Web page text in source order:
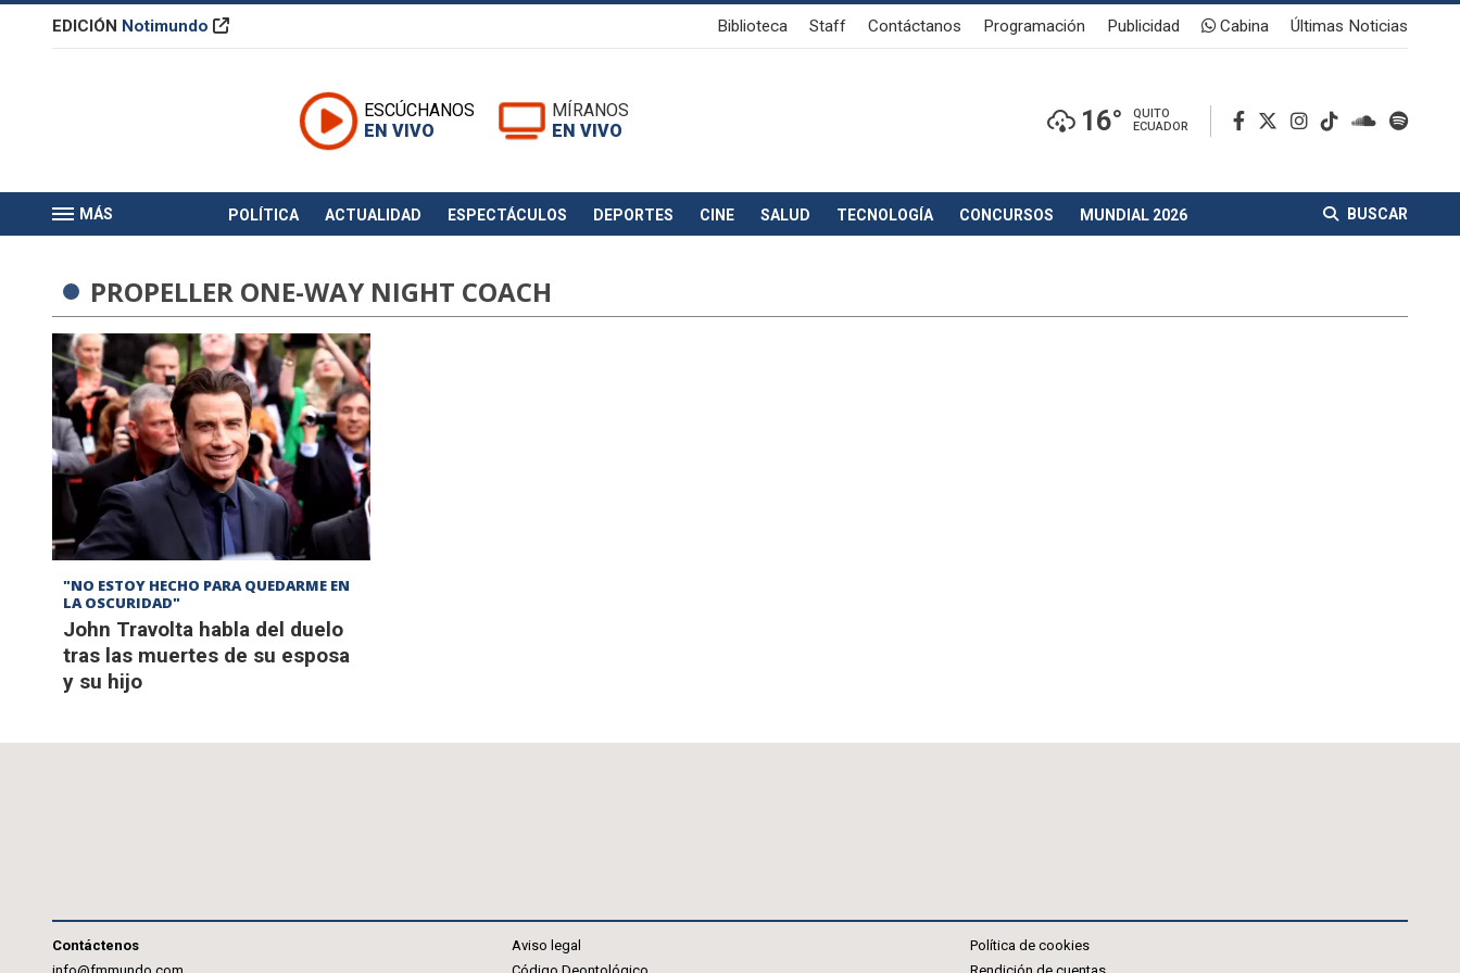
EDICIÓN Notimundo Biblioteca Staff Contáctanos Programación Publicidad Cabina Últimas Noticias
ESCÚCHANOS
EN VIVO
MÍRANOS
EN VIVO
16°
QUITO
ECUADOR
MÁS POLÍTICA ACTUALIDAD ESPECTÁCULOS DEPORTES CINE SALUD TECNOLOGÍA CONCURSOS MUNDIAL 2026 BUSCAR
PROPELLER ONE-WAY NIGHT COACH
"NO ESTOY HECHO PARA QUEDARME EN
LA OSCURIDAD"
John Travolta habla del duelo
tras las muertes de su esposa
y su hijo
Contáctenos
Aviso legal
Política de cookies